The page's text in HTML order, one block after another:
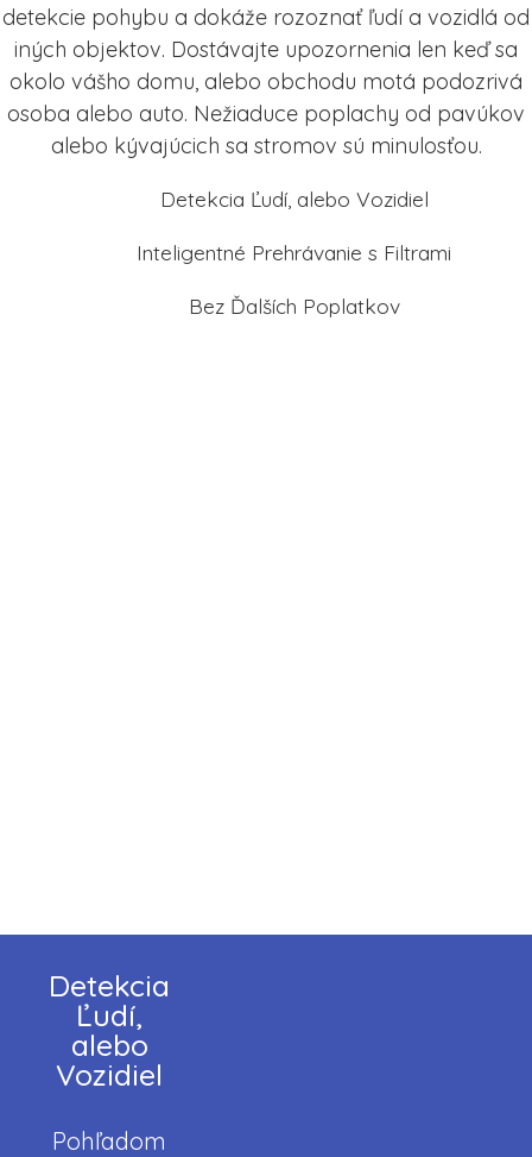
detekcie pohybu a dokáže rozoznať ľudí a vozidlá od
iných objektov. Dostávajte upozornenia len keď sa
okolo vášho domu, alebo obchodu motá podozrivá
osoba alebo auto. Nežiaduce poplachy od pavúkov
alebo kývajúcich sa stromov sú minulosťou.
Detekcia Ľudí, alebo Vozidiel
Inteligentné Prehrávanie s Filtrami
Bez Ďalších Poplatkov
Detekcia
Ľudí,
alebo
Vozidiel
Pohľadom